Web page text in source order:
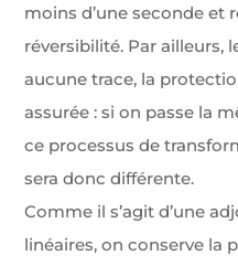
moins d’une seconde et
réversibilité. Par ailleurs,
aucune trace, la
assurée : si on passe la
ce processus de
sera donc différente.
Comme il s’agit d’une
linéaires, on conserve la